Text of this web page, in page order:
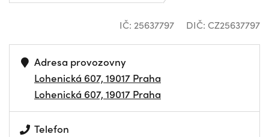
IČ: 25637797 DIČ: CZ25637797
Adresa provozovny
Lohenická 607, 19017 Praha
Lohenická 607, 19017 Praha
Telefon